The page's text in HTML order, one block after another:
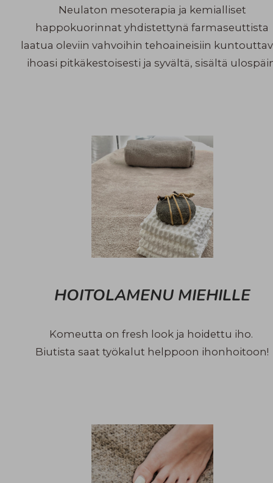
Neulaton mesoterapia ja kemialliset
happokuorinnat yhdistettynä farmaseuttista
laatua oleviin vahvoihin tehoaineisiin
ihoasi pitkäkestoisesti ja syvältä, sisältä
HOITOLAMENU MIEHILLE
Komeutta on fresh look ja hoidettu iho.
Biutista saat työkalut helppoon ihonhoitoon!